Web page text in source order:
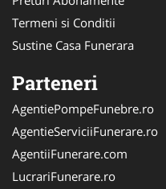
Termeni si Conditii
Sustine Casa Funerara
Parteneri
AgentiePompeFunebre.ro
AgentieServiciiFunerare.ro
AgentiiFunerare.com
LucrariFunerare.ro